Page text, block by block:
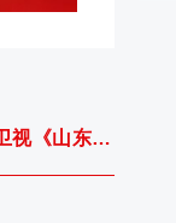
视《山东新